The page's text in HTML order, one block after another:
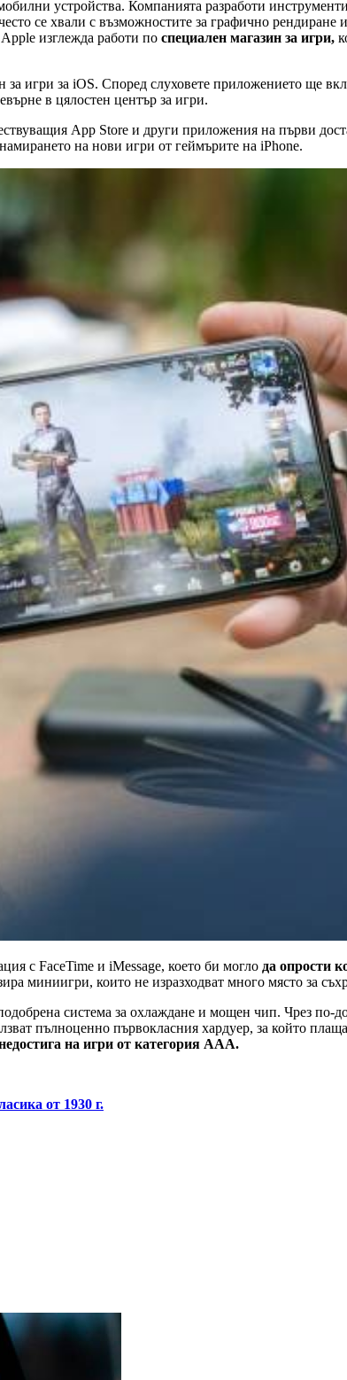
устройства. Компанията разработи
се хвали с възможностите за графично рендиране
изглежда работи по специален магазин за игри,
игри за iOS. Според слуховете приложението ще
в цялостен център за игри.
App Store и други приложения на първи
на нови игри от геймърите на iPhone.
с FaceTime и iMessage, което би могло да опрости
миниигри, които не изразходват много място за
система за охлаждане и мощен чип. Чрез по-
пълноценно първокласния хардуер, за който
на игри от категория ААА.
от 1930 г.